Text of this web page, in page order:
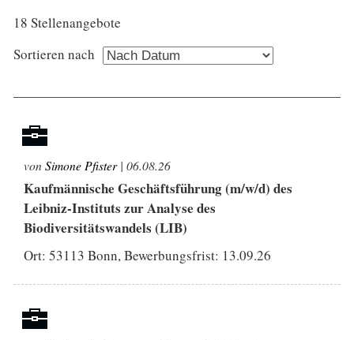
18 Stellenangebote
Sortieren nach
vonSimone Pfister| 06.08.26
Kaufmännische Geschäftsführung (m/w/d) des
Leibniz-Instituts zur Analyse des
Biodiversitätswandels (LIB)
Ort: 53113 Bonn, Bewerbungsfrist: 13.09.26